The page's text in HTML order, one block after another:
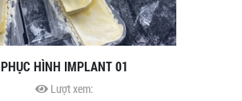
PHỤC HÌNH IMPLANT 01
Lượt xem: